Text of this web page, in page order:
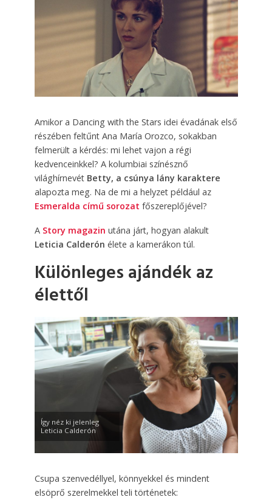
Amikor a Dancing with the Stars idei évadának első
részében feltűnt Ana María Orozco, sokakban
felmerült a kérdés: mi lehet vajon a régi
kedvenceinkkel? A kolumbiai színésznő
világhírnevét Betty, a csúnya lány karaktere
alapozta meg. Na de mi a helyzet például az
Esmeralda című sorozat főszereplőjével?
A Story magazin utána járt, hogyan alakult
Leticia Calderón élete a kamerákon túl.
Különleges ajándék az
élettől
Így néz ki jelenleg
Leticia Calderón
Csupa szenvedéllyel, könnyekkel és mindent
elsöprő szerelmekkel teli történetek: